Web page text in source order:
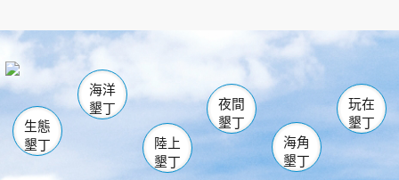
南仁湖
海生館
恆春 佳樂水
龍鑾潭自然中心 森林遊樂區
瓊麻館
關山 墾管處遊客中心
社頂公園 風吹沙
船帆石
白砂 龍磐公園
香蕉灣
砂島
鵝鑾鼻
生態
墾丁
海洋
墾丁
陸上
墾丁
夜間
墾丁
海角
墾丁
玩在
墾丁